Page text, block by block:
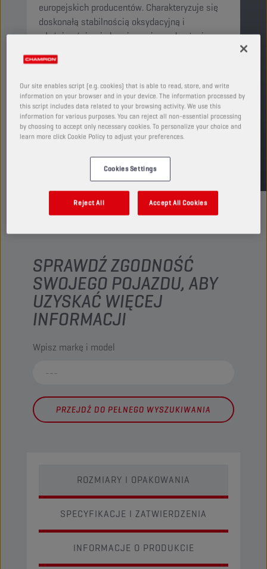
europejskich producentów. Charakteryzuje się
doskonałą stabilnością oksydacyjną i
właściwościami chroniącymi przed zużyciem.
PRODUKT: 3014
ZNAJDŹ PUNKT SPRZEDAŻY
SPRAWDŹ ZGODNOŚĆ
SWOJEGO POJAZDU, ABY
UZYSKAĆ WIĘCEJ
INFORMACJI
Wpisz markę i model
PRZEJDŹ DO PEŁNEGO WYSZUKIWANIA
ROZMIARY I OPAKOWANIA
SPECYFIKACJE I ZATWIERDZENIA
INFORMACJE O PRODUKCIE
Our site enables script (e.g. cookies) that is able to read, store, and write
information on your browser and in your device. The information processed by
this script includes data related to your browsing activity. We use this
information for various purposes. You can reject all non-essential processing
by choosing to accept only necessary cookies. To personalize your choice and
learn more click Cookie Policy to adjust your preferences.
Cookies Settings
Reject All Accept All Cookies